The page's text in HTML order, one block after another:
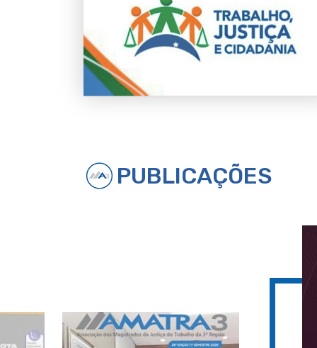
PUBLICAÇÕES